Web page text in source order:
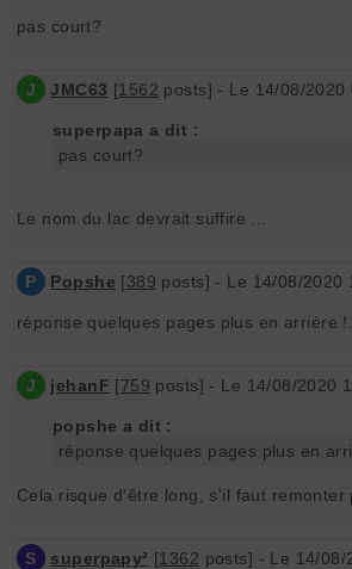
pas court?
J JMC63 [1562 posts] - Le 14/08/2020
superpapa a dit :
pas court?
Le nom du lac devrait suffire ...
P Popshe [389 posts] - Le 14/08/2020
réponse quelques pages plus en arrière
J jehanF [759 posts] - Le 14/08/2020
popshe a dit :
réponse quelques pages plus en
Cela risque d'être long, s'il faut remonter
S superpapy² [1362 posts] - Le 14/08/